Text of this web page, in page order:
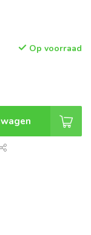
Op voorraad